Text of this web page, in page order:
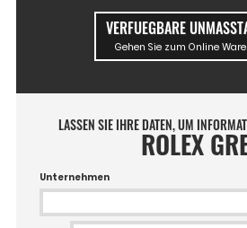
VERFUEGBARE
Gehen Sie zum Online
LASSEN SIE IHRE DATEN, UM
ROLEX
Unternehmen